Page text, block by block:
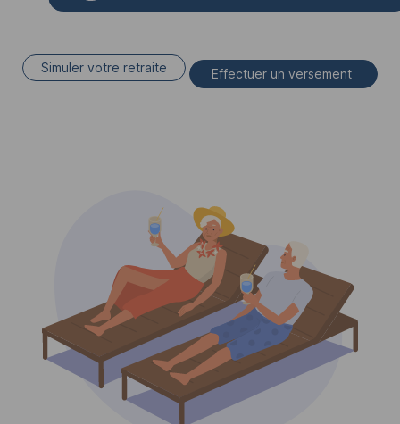
Simuler votre retraite Effectuer un versement